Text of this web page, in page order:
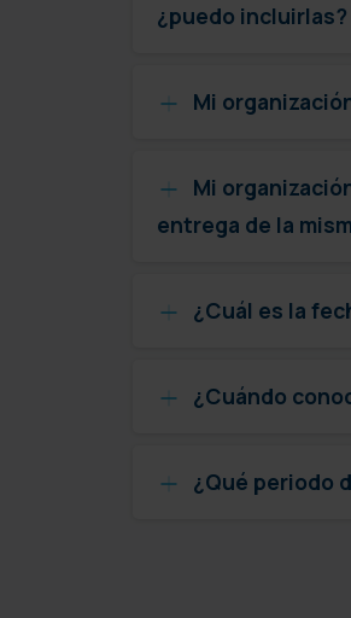
¿puedo incluirlas?
Mi
Mi
entrega de la
¿Cuál es la
¿Cuándo
¿Qué periodo